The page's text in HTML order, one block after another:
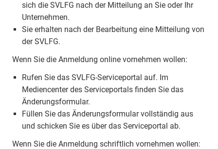
sich die SVLFG nach der Mitteilung an Sie oder Ihr
Unternehmen.
Sie erhalten nach der Bearbeitung eine Mitteilung von
der SVLFG.
Wenn Sie die Anmeldung online vornehmen wollen:
Rufen Sie das SVLFG-Serviceportal auf. Im
Mediencenter des Serviceportals finden Sie das
Änderungsformular.
Füllen Sie das Änderungsformular vollständig aus
und schicken Sie es über das Serviceportal ab.
Wenn Sie die Anmeldung schriftlich vornehmen wollen: